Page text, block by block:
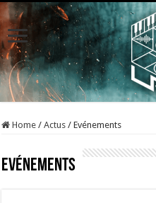
Home / Actus / Evénements
Evénements